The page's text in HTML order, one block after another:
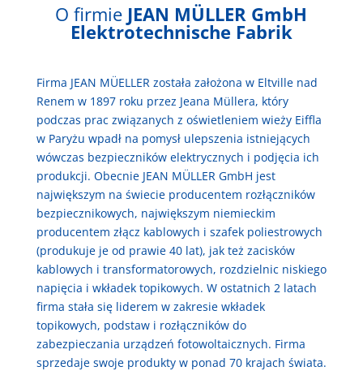
O firmie JEAN MÜLLER GmbH
Elektrotechnische Fabrik
Firma JEAN MÜELLER została założona w Eltville nad
Renem w 1897 roku przez Jeana Müllera, który
podczas prac związanych z oświetleniem wieży Eiffla
w Paryżu wpadł na pomysł ulepszenia istniejących
wówczas bezpieczników elektrycznych i podjęcia ich
produkcji. Obecnie JEAN MÜLLER GmbH jest
największym na świecie producentem rozłączników
bezpiecznikowych, największym niemieckim
producentem złącz kablowych i szafek poliestrowych
(produkuje je od prawie 40 lat), jak też zacisków
kablowych i transformatorowych, rozdzielnic niskiego
napięcia i wkładek topikowych. W ostatnich 2 latach
firma stała się liderem w zakresie wkładek
topikowych, podstaw i rozłączników do
zabezpieczania urządzeń fotowoltaicznych. Firma
sprzedaje swoje produkty w ponad 70 krajach świata.